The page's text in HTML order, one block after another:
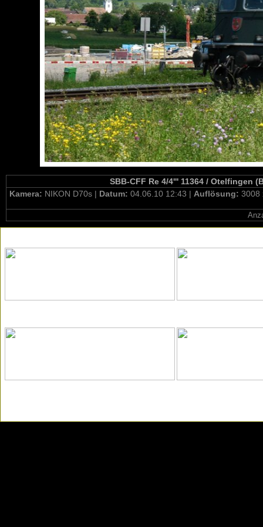
SBB-CFF Re 4/4''' 11364 / Otelfingen
Kamera: NIKON D70s | Datum: 04.06.10 12:43 | Auflösung: 3008